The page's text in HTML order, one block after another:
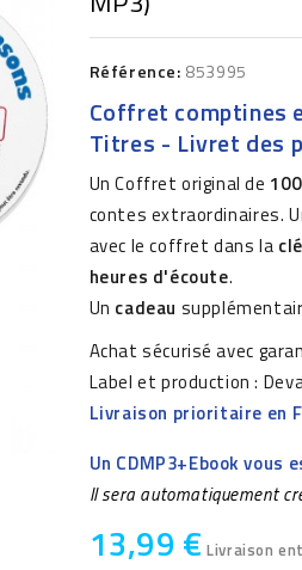
Référence: 853995
Coffret comptines
Titres - Livret des
Un Coffret original de
contes extraordinaires.
avec le coffret dans la
heures d'écoute.
Un cadeau
Achat sécurisé avec
Label et production :
Livraison prioritaire en
Un CDMP3+Ebook
Il sera automatiquement
13,99 € Livraison